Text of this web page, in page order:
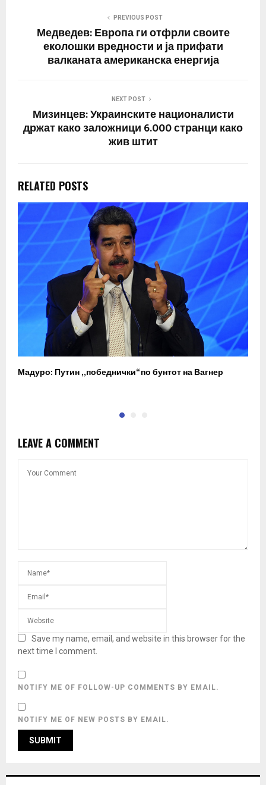
се спроведува во текот
на летните месеци кога
температурите
PREVIOUS POST
Медведев: Европа ги отфрли своите
еколошки вредности и ја прифати
валканата американска енергија
NEXT POST
Мизинцев: Украинските националисти
држат како заложници 6.000 странци како
жив штит
RELATED POSTS
Мадуро: Путин „победнички“ по бунтот на Вагнер
LEAVE A COMMENT
Save my name, email, and website in this browser for the
next time I comment.
NOTIFY ME OF FOLLOW-UP COMMENTS BY EMAIL.
NOTIFY ME OF NEW POSTS BY EMAIL.